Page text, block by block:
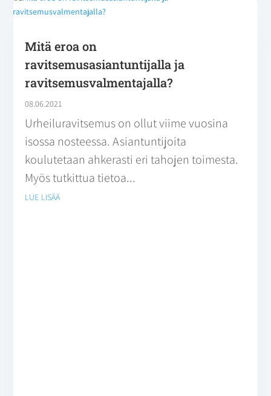
Mitä eroa on
ravitsemusasiantuntijalla ja
ravitsemusvalmentajalla?
08.06.2021
Urheiluravitsemus on ollut viime vuosina
isossa nosteessa. Asiantuntijoita
koulutetaan ahkerasti eri tahojen toimesta.
Myös tutkittua tietoa...
lue lisää